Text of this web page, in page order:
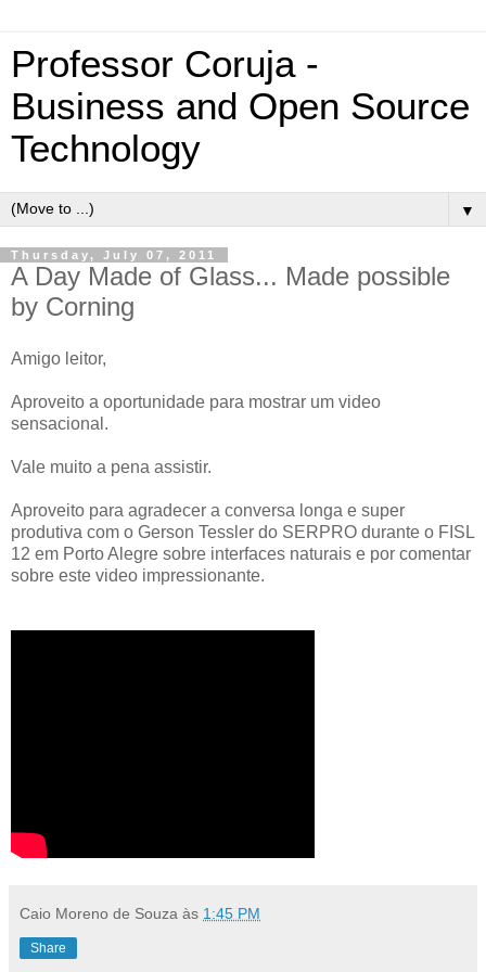
Professor Coruja -
Business and Open Source
Technology
▼
Thursday, July 07, 2011
A Day Made of Glass... Made possible
by Corning
Amigo leitor,
Aproveito a oportunidade para mostrar um video
sensacional.
Vale muito a pena assistir.
Aproveito para agradecer a conversa longa e super
produtiva com o Gerson Tessler do SERPRO durante o FISL
12 em Porto Alegre sobre interfaces naturais e por comentar
sobre este video impressionante.
Caio Moreno de Souza às 1:45 PM
Share